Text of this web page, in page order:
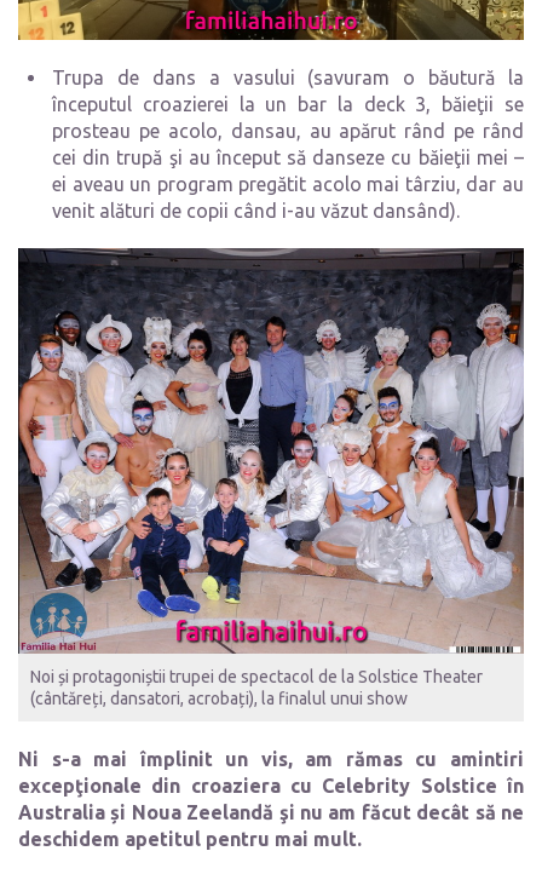
Trupa de dans a vasului (savuram o băutură la
începutul croazierei la un bar la deck 3, băieţii se
prosteau pe acolo, dansau, au apărut rând pe rând
cei din trupă şi au început să danseze cu băieţii mei –
ei aveau un program pregătit acolo mai târziu, dar au
venit alături de copii când i-au văzut dansând).
Noi și protagoniștii trupei de spectacol de la Solstice Theater
(cântăreți, dansatori, acrobați), la finalul unui show
Ni s-a mai împlinit un vis, am rămas cu amintiri
excepţionale din croaziera cu Celebrity Solstice în
Australia și Noua Zeelandă şi nu am făcut decât să ne
deschidem apetitul pentru mai mult.